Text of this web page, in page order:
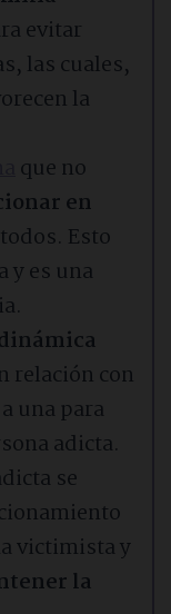
evitar
las cuales,
la
que no
en
Esto
y es una
relación con
una para
adicta.
se
victimista y
la